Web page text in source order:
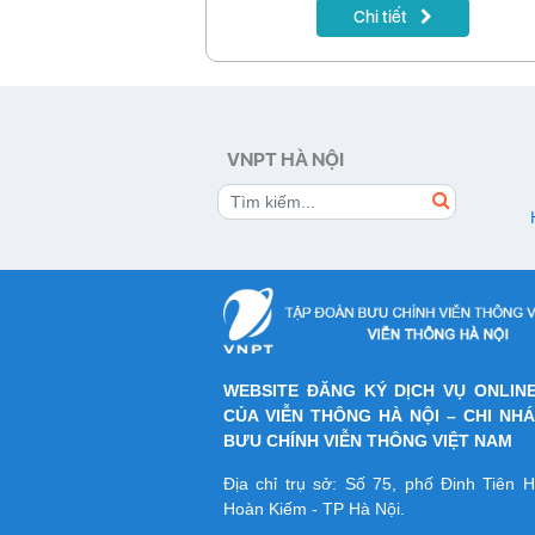
thành tựu đáng chú ý mà VNPT đã đạt
Chi tiết
VNPT HÀ NỘI
WEBSITE ĐĂNG KÝ DỊCH VỤ
CỦA VIỄN THÔNG HÀ NỘI – CHI
BƯU CHÍNH VIỄN THÔNG VIỆT NAM
Địa chỉ trụ sở: Số 75, phố Đinh Tiên
Hoàn Kiếm - TP Hà Nội.